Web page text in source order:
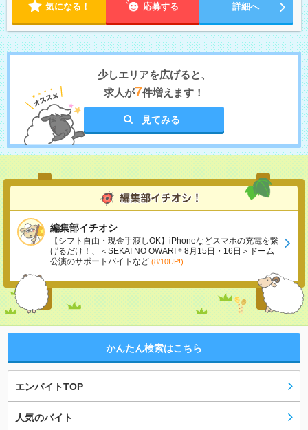
気になる！ 応募する 詳細へ
少しエリアを広げると、
求人が7件増えます！
見てみる
編集部イチオシ
【シフト自由・現金手渡しOK】iPhoneなどスマホの充電を繋
げるだけ！、＜SEKAI NO OWARI＊8月15日・16日＞ドーム
公演のサポートバイトなど (8/10UP!)
かんたん検索はこちら
エンバイトTOP
人気のバイト